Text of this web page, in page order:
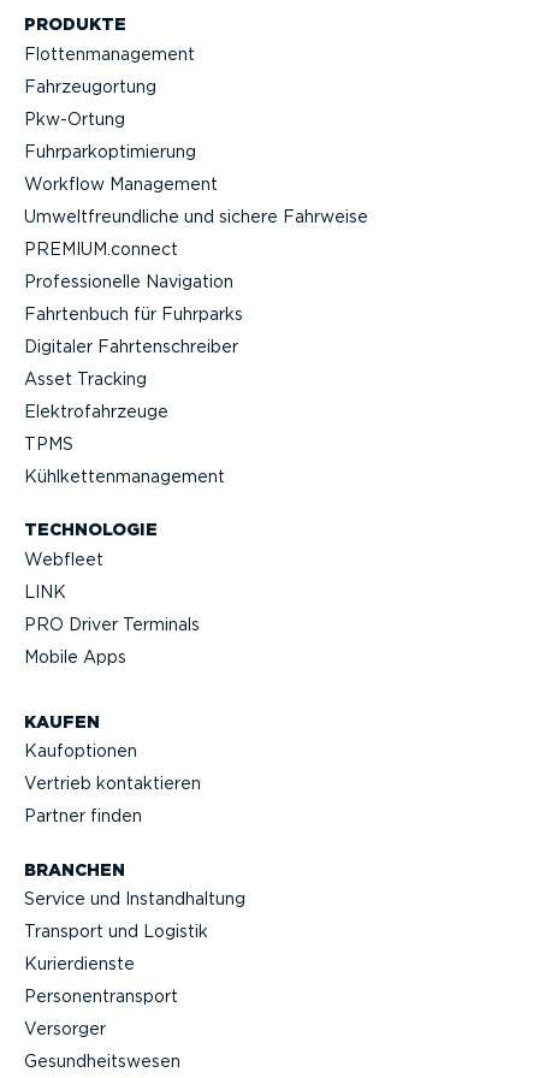
PRODUKTE
Flotten­ma­nagement
Fahrzeu­g­ortung
Pkw-Ortung
Fuhrpar­k­op­ti­mierung
Workflow Management
Umwelt­freund­liche und sichere Fahrweise
PREMIUM.connect
Profes­sio­nelle Navigation
Fahrtenbuch für Fuhrparks
Digitaler Fahrten­schreiber
Asset Tracking
Elektro­fahr­zeuge
TPMS
Kühlket­ten­ma­nagement
TECHNOLOGIE
Webfleet
LINK
PRO Driver Terminals
Mobile Apps
KAUFEN
Kaufop­tionen
Vertrieb kontak­tieren
Partner finden
BRANCHEN
Service und Instand­haltung
Transport und Logistik
Kurier­dienste
Perso­nen­transport
Versorger
Gesund­heits­wesen